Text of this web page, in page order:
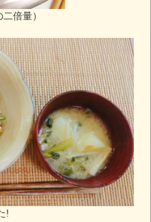
倍量）
!